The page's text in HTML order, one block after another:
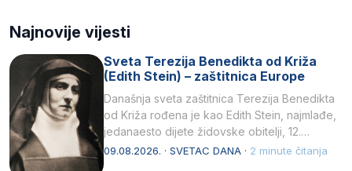
Najnovije vijesti
Sveta Terezija Benedikta od Križa
(Edith Stein) – zaštitnica Europe
Današnja sveta zaštitnica Terezija Benedikta
od Križa rođena je kao Edith Stein, najmlađe,
jedanaesto dijete židovske obitelji, 12.
listopada 1891, u Wrocławu…
09.08.2026. · SVETAC DANA · 2 minute čitanja